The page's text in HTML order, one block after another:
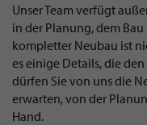
Unser Team verfügt
in der Planung, dem
kompletter Neubau ist
es einige Details, die
dürfen Sie von uns die
erwarten, von der
Hand.